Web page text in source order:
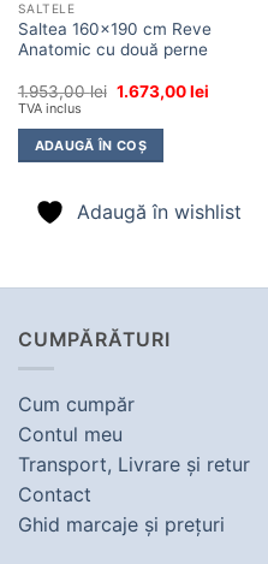
SALTELE
Saltea 160×190 cm Reve
Anatomic cu două perne
1.953,00lei Prețul
fost:
1.953,00 lei.
1.673,00leiPrețul
TVA inclus
ADAUGĂ ÎN COȘ
Adaugă în wishlist
CUMPĂRĂTURI
Cum cumpăr
Contul meu
Transport, Livrare şi retur
Contact
Ghid marcaje şi preţuri